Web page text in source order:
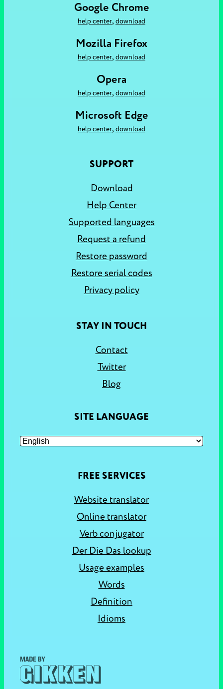
Google Chrome
help center, download
Mozilla Firefox
help center, download
Opera
help center, download
Microsoft Edge
help center, download
SUPPORT
Download
Help Center
Supported languages
Request a refund
Restore password
Restore serial codes
Privacy policy
STAY IN TOUCH
Contact
Twitter
Blog
SITE LANGUAGE
FREE SERVICES
Website translator
Online translator
Verb conjugator
Der Die Das lookup
Usage examples
Words
Definition
Idioms